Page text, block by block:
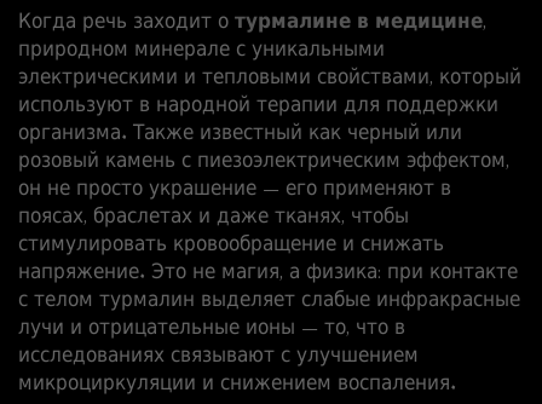
Когда речь заходит отурмалине в медицине,
природном минерале с уникальными
электрическими и тепловыми свойствами, который
используют в народной терапии для поддержки
организма. Также известный как черный или
розовый камень с пиезоэлектрическим эффектом,
он не просто украшение — его применяют в
поясах, браслетах и даже тканях, чтобы
стимулировать кровообращение и снижать
напряжение. Это не магия, а физика: при контакте
с телом турмалин выделяет слабые инфракрасные
лучи и отрицательные ионы — то, что в
исследованиях связывают с улучшением
микроциркуляции и снижением воспаления.